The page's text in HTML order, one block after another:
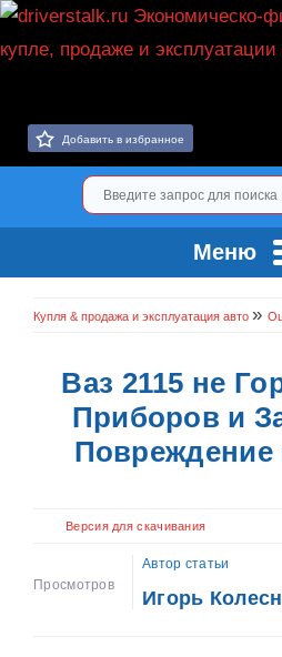
Добавить в избранное
Меню
Купля & продажа и эксплуатация авто »
Ваз 2115 не
Приборов и
Повреждение
Версия для скачивания
Просмотров
Автор статьи
Игорь